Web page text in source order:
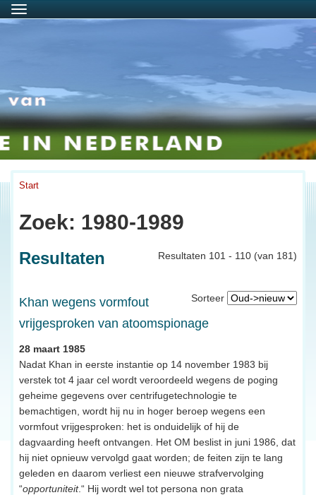
Menu
Start
Zoek: 1980-1989
Resultaten 101 - 110 (van 181)
Resultaten
Sorteer
Khan wegens vormfout
vrijgesproken van atoomspionage
28 maart 1985
Nadat Khan in eerste instantie op 14 november 1983 bij
verstek tot 4 jaar cel wordt veroordeeld wegens de poging
geheime gegevens over centrifugetechnologie te
bemachtigen, wordt hij nu in hoger beroep wegens een
vormfout vrijgesproken: het is onduidelijk of hij de
dagvaarding heeft ontvangen. Het OM beslist in juni 1986, dat
hij niet opnieuw vervolgd gaat worden; de feiten zijn te lang
geleden en daarom verliest een nieuwe strafvervolging
“opportuniteit.“ Hij wordt wel tot persona non grata